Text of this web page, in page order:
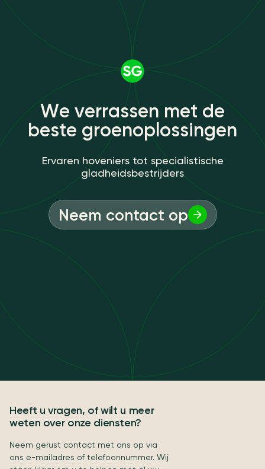
We verrassen met de
beste groenoplossingen
Ervaren hoveniers tot specialistische
gladheidsbestrijders
Neem contact op
Heeft u vragen, of wilt u meer
weten over onze diensten?
Neem gerust contact met ons op via
ons e-mailadres of telefoonnummer. Wij